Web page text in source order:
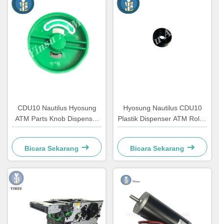
CDU10 Nautilus Hyosung
ATM Parts Knob Dispenser
7310000709
Bicara Sekarang
Hyosung Nautilus CDU10
Plastik Dispenser ATM Roller
Automated Teller Machine
Bagian
Bicara Sekarang